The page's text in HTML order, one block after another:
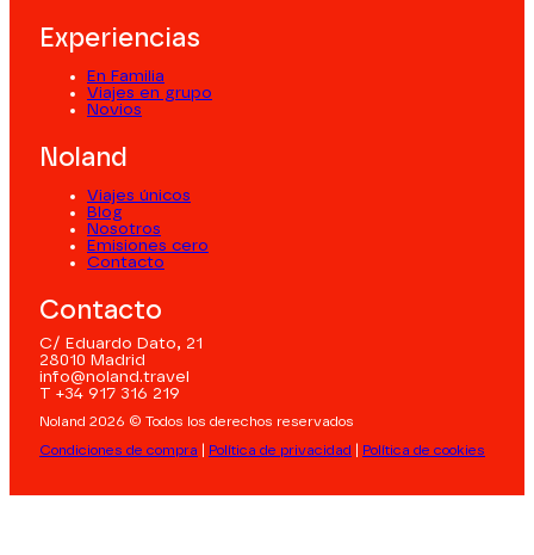
Experiencias
En Familia
Viajes en grupo
Novios
Noland
Viajes únicos
Blog
Nosotros
Emisiones cero
Contacto
Contacto
C/ Eduardo Dato, 21
28010 Madrid
info@noland.travel
T +34 917 316 219
Noland 2026 © Todos los derechos reservados
Condiciones de compra
Política de privacidad Política de cookies